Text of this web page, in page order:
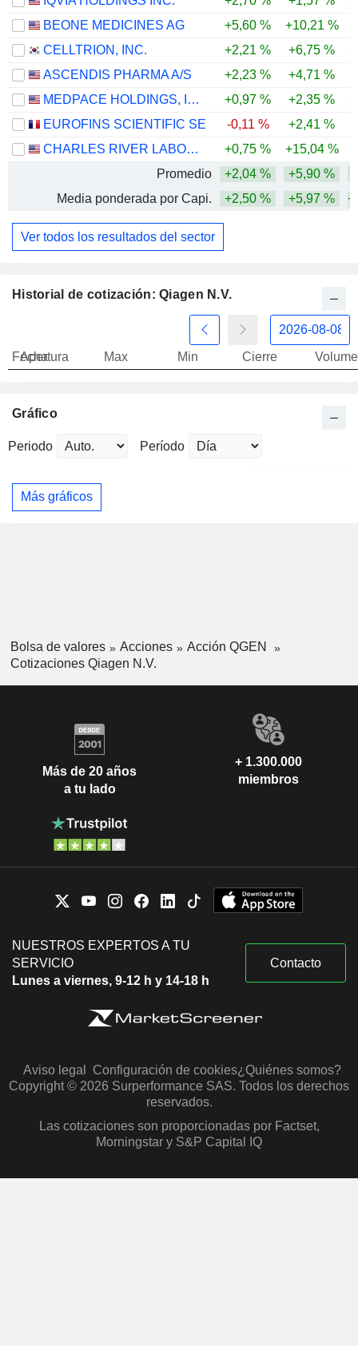
BEONE MEDICINES AG
+5,60 % +10,21 %
CELLTRION, INC.
+2,21 % +6,75 %
ASCENDIS PHARMA A/S
+2,23 %
+4,71 %
MEDPACE HOLDINGS, INC.
+0,97 % +2,35 %
EUROFINS SCIENTIFIC SE
-0,11 % +2,41 %
CHARLES RIVER LABORATORIES INTERNATIONAL, INC.
+0,75 % +15,04 %
Promedio
+2,04 % +5,90 %
Media ponderada por Capi.
+2,50 % +5,97 %
Ver todos los resultados del sector
Historial de cotización: Qiagen N.V.
Fecha
Apertura Max Min Cierre
Gráfico
Periodo Período
Más gráficos
Bolsa de valores Acciones
Acción QGEN
Cotizaciones Qiagen N.V.
Más de 20 años
a tu lado
+ 1.300.000
miembros
NUESTROS EXPERTOS A TU
SERVICIO
Lunes a viernes, 9-12 h y 14-18 h
Contacto
Aviso legal Configuración de cookies¿Quiénes somos?
Copyright © 2026 Surperformance SAS. Todos los derechos
reservados.
Las cotizaciones son proporcionadas por Factset,
Morningstar y S&P Capital IQ